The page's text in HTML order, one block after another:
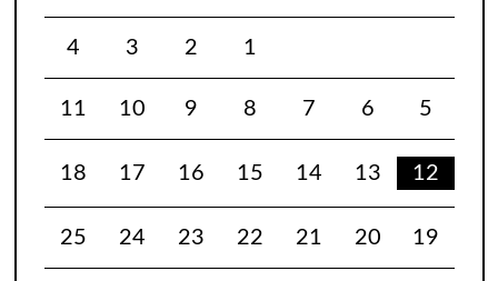
1
2
3
4
5
6
7
8
9
10
11
12
13
14
15
16
17
18
19
20
21
22
23
24
25